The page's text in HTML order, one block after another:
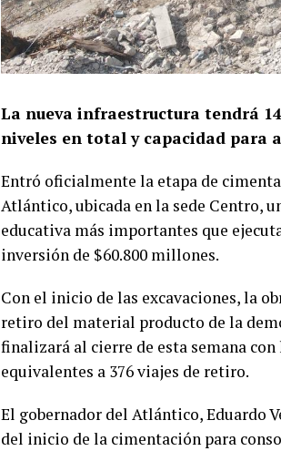
La nueva infraestructura tendrá
niveles en total y capacidad para
Entró oficialmente la etapa de
Atlántico, ubicada en la sede Centro,
educativa más importantes que
inversión de $60.800 millones.
Con el inicio de las excavaciones, la
retiro del material producto de la
finalizará al cierre de esta semana con
equivalentes a 376 viajes de retiro.
El gobernador del Atlántico, Eduardo
del inicio de la cimentación para